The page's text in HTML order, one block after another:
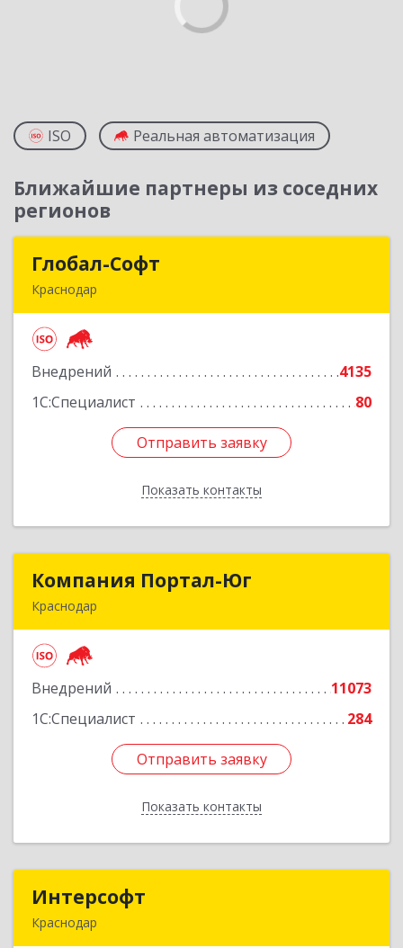
ISO Реальная автоматизация
Ближайшие партнеры из соседних
регионов
Глобал-Софт
Краснодар
Внедрений
4135
1С:Специалист
80
Отправить заявку
Показать контакты
Подробнее
Отправить заявку
Назад
Компания Портал-Юг
Краснодар
Внедрений
11073
1С:Специалист
284
Отправить заявку
Показать контакты
Компания Портал-Юг
Подробнее
Отправить заявку
Назад
Интерсофт
Краснодар